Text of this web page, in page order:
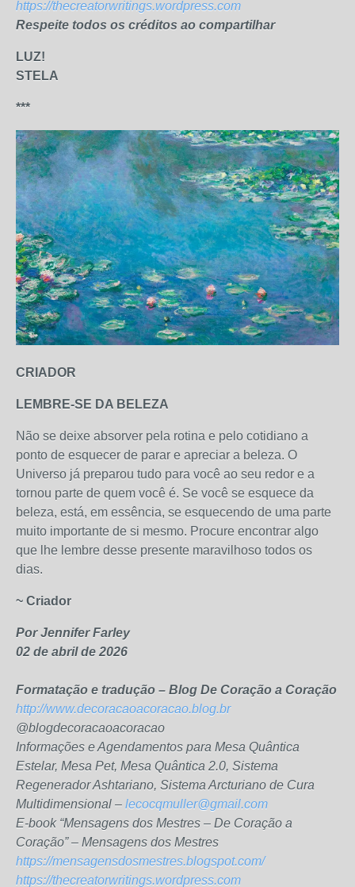
https://thecreatorwritings.wordpress.com
Respeite todos os créditos ao compartilhar
LUZ!
STELA
***
CRIADOR
LEMBRE-SE DA BELEZA
Não se deixe absorver pela rotina e pelo cotidiano a
ponto de esquecer de parar e apreciar a beleza. O
Universo já preparou tudo para você ao seu redor e a
tornou parte de quem você é. Se você se esquece da
beleza, está, em essência, se esquecendo de uma parte
muito importante de si mesmo. Procure encontrar algo
que lhe lembre desse presente maravilhoso todos os
dias.
~ Criador
Por Jennifer Farley
02 de abril de 2026
Formatação e tradução – Blog De Coração a Coração
http://www.decoracaoacoracao.blog.br
@blogdecoracaoacoracao
Informações e Agendamentos para Mesa Quântica
Estelar, Mesa Pet, Mesa Quântica 2.0, Sistema
Regenerador Ashtariano, Sistema Arcturiano de Cura
Multidimensional – lecocqmuller@gmail.com
E-book “Mensagens dos Mestres – De Coração a
Coração” – Mensagens dos Mestres
https://mensagensdosmestres.blogspot.com/
https://thecreatorwritings.wordpress.com